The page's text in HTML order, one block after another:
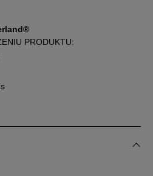
wymiary dotyczą długości stopy.
PRODUKTU: